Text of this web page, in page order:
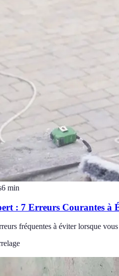
6 min
: 7 Erreurs Courantes à
fréquentes à éviter lorsque